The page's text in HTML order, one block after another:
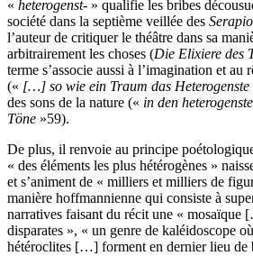
« heterogenst- » qualifie les bribes
société dans la septième veillée des
l’auteur de critiquer le théâtre dans sa
arbitrairement les choses (Die Elixiere des
terme s’associe aussi à l’imagination et au
(« […] so wie ein Traum das Heterogenste
des sons de la nature (« in den
Töne »59).
De plus, il renvoie au principe
« des éléments les plus hétérogènes »
et s’animent de « milliers et milliers de
manière hoffmannienne qui consiste à
narratives faisant du récit une « mosaïque
disparates », « un genre de kaléidoscope
hétéroclites […] forment en dernier lieu de